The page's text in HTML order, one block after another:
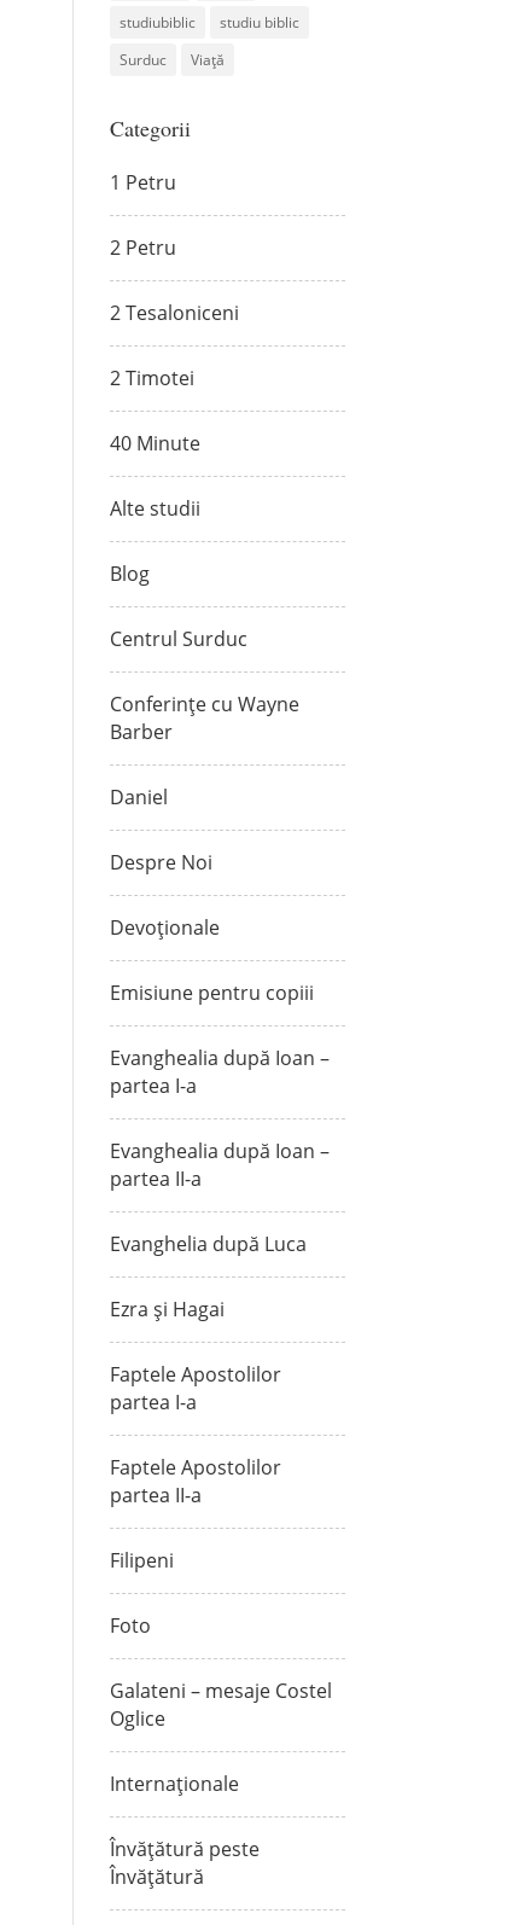
studiubiblic
studiu biblic
Surduc
Viață
Categorii
1 Petru
2 Petru
2 Tesaloniceni
2 Timotei
40 Minute
Alte studii
Blog
Centrul Surduc
Conferințe cu Wayne
Barber
Daniel
Despre Noi
Devoționale
Emisiune pentru copiii
Evanghealia după Ioan –
partea I-a
Evanghealia după Ioan –
partea II-a
Evanghelia după Luca
Ezra și Hagai
Faptele Apostolilor
partea I-a
Faptele Apostolilor
partea II-a
Filipeni
Foto
Galateni – mesaje Costel
Oglice
Internaționale
Învățătură peste
Învățătură